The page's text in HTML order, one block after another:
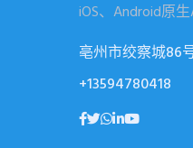
iOS、Android原生
亳州市绞察城86
+13594780418